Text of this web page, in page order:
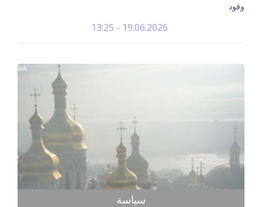
وقود
19.06.2026 - 13:25
سياسة